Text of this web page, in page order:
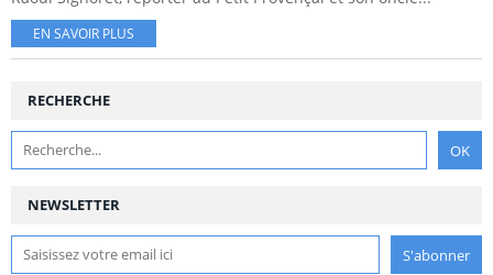
EN SAVOIR PLUS
NEWSLETTER
RECHERCHE